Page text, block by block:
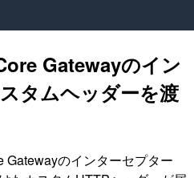
Gatewayのイン
タムヘッダーを渡
のインターセプター